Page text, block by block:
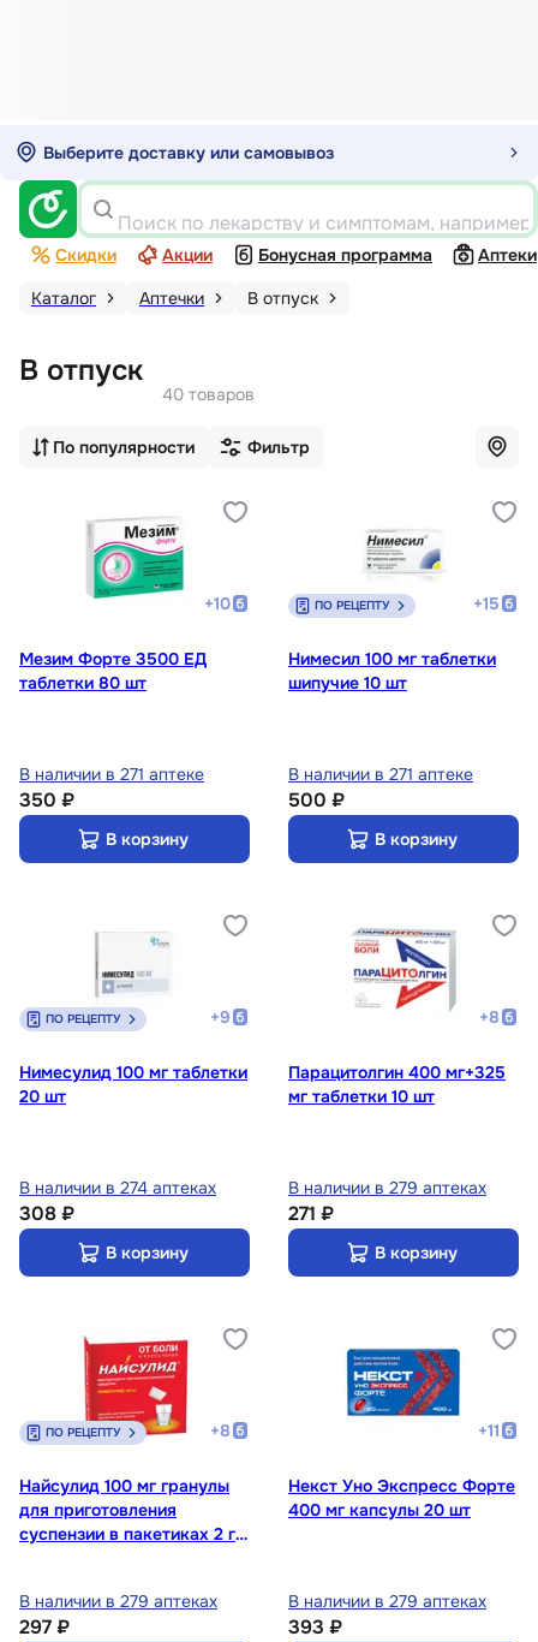
Выберите доставку или самовывоз
Поиск по лекарству и симптомам,
Скидки Акции Бонусная программа
Аптеки
Каталог
Аптечки В отпуск
В отпуск
40 товаров
По популярности Фильтр
+10
Мезим Форте 3500 ЕД
таблетки 80 шт
В наличии в 271 аптеке
350 ₽
В корзину
ПО РЕЦЕПТУ +15
Нимесил 100 мг таблетки
шипучие 10 шт
В наличии в 271 аптеке
500 ₽
В корзину
ПО РЕЦЕПТУ +9
Нимесулид 100 мг таблетки
20 шт
В наличии в 274 аптеках
308 ₽
В корзину
+8
Парацитолгин 400 мг+325
мг таблетки 10 шт
В наличии в 279 аптеках
271 ₽
В корзину
ПО РЕЦЕПТУ +8
Найсулид 100 мг гранулы
для приготовления
суспензии в пакетиках 2 г
В наличии в 279 аптеках
297 ₽
+11
Некст Уно Экспресс Форте
400 мг капсулы 20 шт
В наличии в 279 аптеках
393 ₽